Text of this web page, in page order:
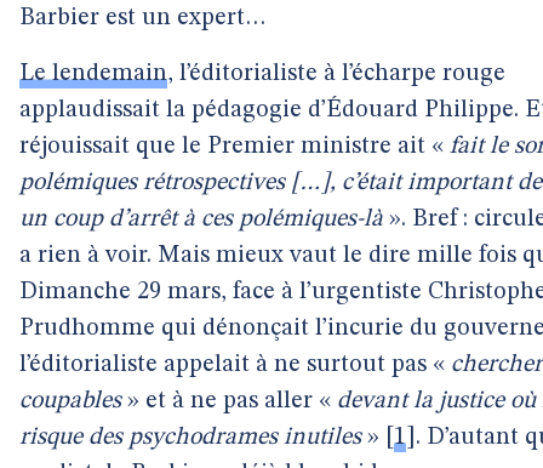
Barbier est un expert…
Le lendemain, l’éditorialiste à l’écharpe rouge
applaudissait la pédagogie d’Édouard Philippe.
réjouissait que le Premier ministre ait « fait le
polémiques rétrospectives […], c’était important
un coup d’arrêt à ces polémiques-là ». Bref :
a rien à voir. Mais mieux vaut le dire mille fois
Dimanche 29 mars, face à l’urgentiste
Prudhomme qui dénonçait l’incurie du
l’éditorialiste appelait à ne surtout pas «
coupables» et à ne pas aller « devant la justice où
risque des psychodrames inutiles» 1 . D’autant